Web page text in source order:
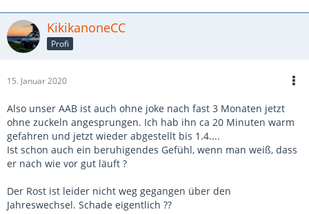
KikikanoneCC
Profi
15. Januar 2020
Also unser AAB ist auch ohne joke nach fast 3 Monaten jetzt
ohne zuckeln angesprungen. Ich hab ihn ca 20 Minuten warm
gefahren und jetzt wieder abgestellt bis 1.4....
Ist schon auch ein beruhigendes Gefühl, wenn man weiß, dass
er nach wie vor gut läuft ?
Der Rost ist leider nicht weg gegangen über den
Jahreswechsel. Schade eigentlich ??